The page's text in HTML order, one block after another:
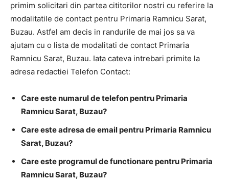
primim solicitari din partea cititorilor nostri cu referire la
modalitatile de contact pentru Primaria Ramnicu Sarat,
Buzau. Astfel am decis in randurile de mai jos sa va
ajutam cu o lista de modalitati de contact Primaria
Ramnicu Sarat, Buzau. Iata cateva intrebari primite la
adresa redactiei Telefon Contact:
Care este numarul de telefon pentru Primaria
Ramnicu Sarat, Buzau?
Care este adresa de email pentru Primaria Ramnicu
Sarat, Buzau?
Care este programul de functionare pentru Primaria
Ramnicu Sarat, Buzau?